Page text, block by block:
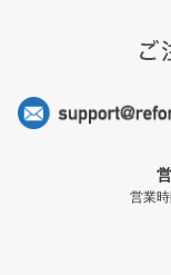
営業